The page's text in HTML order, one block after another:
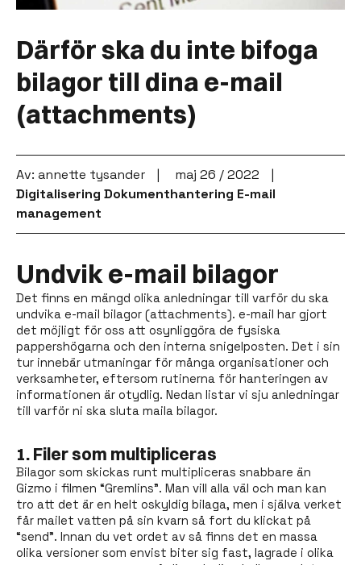
Därför ska du inte bifoga
bilagor till dina e-mail
(attachments)
Av: annette tysander
maj 26 / 2022
Digitalisering Dokumenthantering E-mail
management
Undvik e-mail bilagor
Det finns en mängd olika anledningar till varför du ska
undvika e-mail bilagor (attachments). e-mail har gjort
det möjligt för oss att osynliggöra de fysiska
pappershögarna och den interna snigelposten. Det i sin
tur innebär utmaningar för många organisationer och
verksamheter, eftersom rutinerna för hanteringen av
informationen är otydlig. Nedan listar vi sju anledningar
till varför ni ska sluta maila bilagor.
1. Filer som multipliceras
Bilagor som skickas runt multipliceras snabbare än
Gizmo i filmen “Gremlins”. Man vill alla väl och man kan
tro att det är en helt oskyldig bilaga, men i själva verket
får mailet vatten på sin kvarn så fort du klickat på
“send”. Innan du vet ordet av så finns det en massa
olika versioner som envist biter sig fast, lagrade i olika